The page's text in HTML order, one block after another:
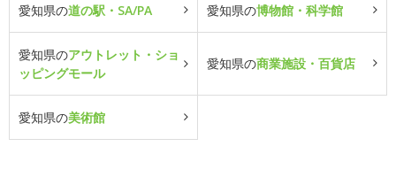
愛知県の道の駅・SA/PA 愛知県の博物館・科学館
愛知県のアウトレット・ショ
ッピングモール
愛知県の商業施設・百貨店
愛知県の美術館